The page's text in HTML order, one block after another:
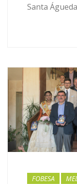
Santa
FOBESA